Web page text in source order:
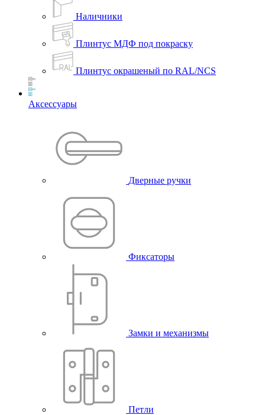
Наличники
Плинтус МДФ под покраску
Плинтус окрашеный по RAL/NCS
Аксессуары
Дверные ручки
Фиксаторы
Замки и механизмы
Петли